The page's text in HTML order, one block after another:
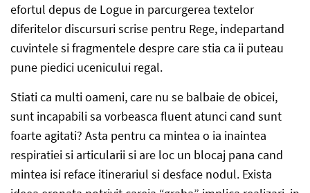
efortul depus de Logue in parcurgerea textelor
diferitelor discursuri scrise pentru Rege, indepartand
cuvintele si fragmentele despre care stia ca ii puteau
pune piedici ucenicului regal.
Stiati ca multi oameni, care nu se balbaie de obicei,
sunt incapabili sa vorbeasca fluent atunci cand sunt
foarte agitati? Asta pentru ca mintea o ia inaintea
respiratiei si articularii si are loc un blocaj pana cand
mintea isi reface itinerariul si desface nodul. Exista